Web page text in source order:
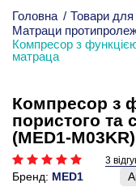
Головна / Товари для
Матраци
Компресор з
матраца
Компресор з
пористого та
(MED1-M03KR)
3
Бренд: MED1